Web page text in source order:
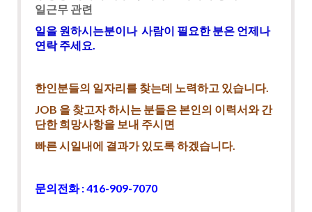
일근무 관련
일을 원하시는분이나 사람이 필요한 분은 언제나
연락 주세요.
한인분들의 일자리를 찾는데 노력하고 있습니다.
JOB 을 찾고자 하시는 분들은 본인의 이력서와 간
단한 희망사항을 보내 주시면
빠른 시일내에 결과가 있도록 하겠습니다.
문의전화 : 416-909-7070